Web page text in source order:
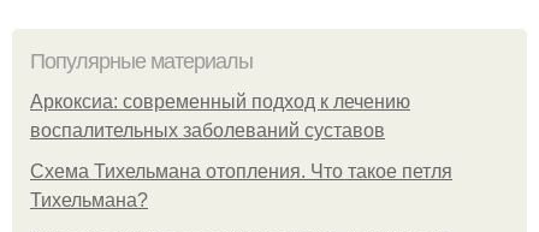
Популярные материалы
Аркоксиа: современный подход к лечению
воспалительных заболеваний суставов
Схема Тихельмана отопления. Что такое петля
Тихельмана?